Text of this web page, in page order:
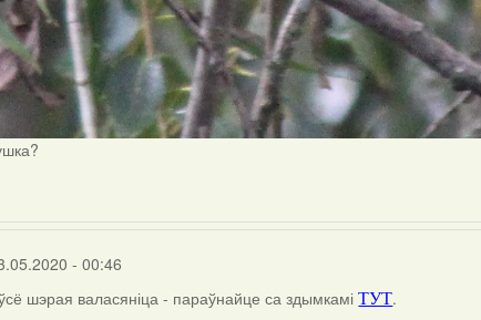
- 00:46
шэрая валасяніца - параўнайце са здымкаміТУТ.